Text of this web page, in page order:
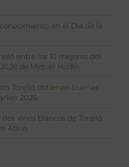
en el Dia de la
entre los 10 mejores del
de Miquel Hudin
Torelló obtienen buenas
2026
vinos blancos de Torelló
Atkin